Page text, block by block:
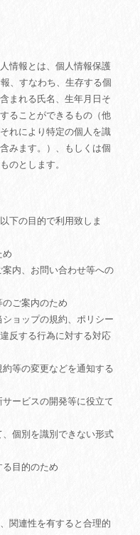
情報とは、個人情報保護
、すなわち、生存する個
まれる氏名、生年月日そ
ることができるもの（他
れにより特定の個人を識
みます。）、もしくは個
のとします。
下の目的で利用致しま
め
案内、お問い合わせ等への
のご案内のため
ショップの規約、ポリシー
反する行為に対する対応
約等の変更などを通知する
サービスの開発等に役立て
、個別を識別できない形式
る目的のため
関連性を有すると合理的